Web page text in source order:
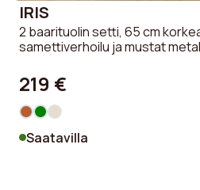
IRIS
2 baarituolin setti, 65 cm
samettiverhoilu ja mustat
219 €
Saatavilla